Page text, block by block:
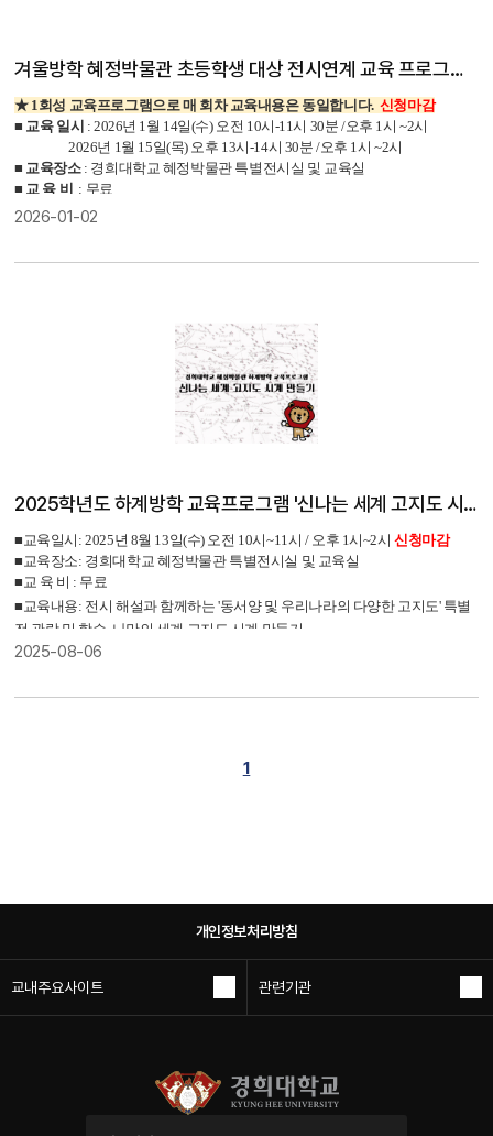
겨울방학 혜정박물관 초등학생 대상 전시연계 교육 프로그램 《 미지의 바다 몬스터 - 내 마음 속 몬스터 》
★ 1회성 교육프로그램으로 매 회차 교육내용은 동일합니다. 신청마감
■ 교육 일시 : 2026년 1월 14일(수) 오전 10시-11시 30분 /오후 1시 ~2시
2026년 1월 15일(목) 오후 13시-14시 30분 /오후 1시 ~2시
■ 교육장소: 경희대학교 혜정박물관 특별전시실 및 교육실
■ 교 육 비 : 무료
■교육내용:고지도 속에 등장하는 미지의 바다 괴물과 상상 속 몬스터를 살펴보
2026-01-02
2025학년도 하계방학 교육프로그램 '신나는 세계 고지도 시계 만들기'
■교육일시: 2025년 8월 13일(수) 오전 10시~11시 / 오후 1시~2시신청마감
■교육장소: 경희대학교 혜정박물관 특별전시실 및 교육실
■교 육 비 : 무료
■교육내용: 전시 해설과 함께하는 '동서양 및 우리나라의 다양한 고지도' 특별
전 관람 및 학습, 나만의 세계 고지도 시계 만들기
2025-08-06
1
개인정보처리방침
교내주요사이트 관련기관